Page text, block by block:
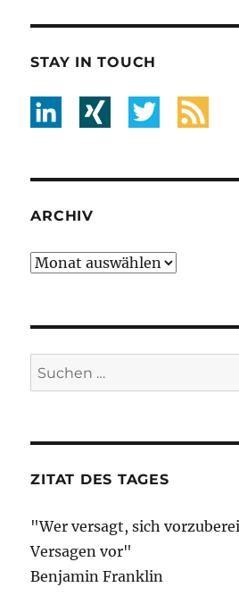
STAY IN TOUCH
ARCHIV
Archiv
Suche
nach:
ZITAT DES TAGES
"Wer versagt, sich
Versagen vor"
Benjamin Franklin